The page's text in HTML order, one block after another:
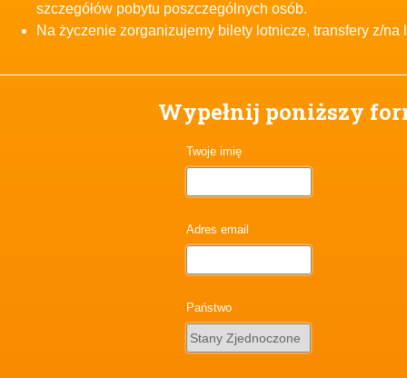
szczegółów pobytu poszczególnych osób.
Na życzenie zorganizujemy bilety lotnicze, transfery z/na
Wypełnij poniższy
Twoje imię
Adres email
Państwo